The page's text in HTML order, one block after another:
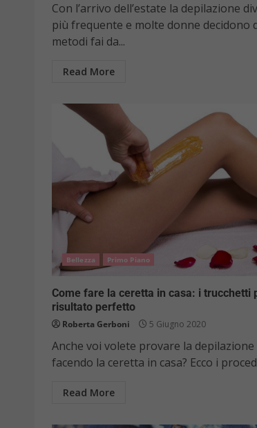
Con l’arrivo dell’estate la depilazione
più frequente e molte donne decidono
metodi fai da...
Read More
Bellezza Primo Piano
Come fare la ceretta in casa: i trucchetti
risultato perfetto
Roberta Gerboni 5 Giugno 2020
Anche voi volete provare la depilazione
facendo la ceretta in casa? Ecco i
Read More